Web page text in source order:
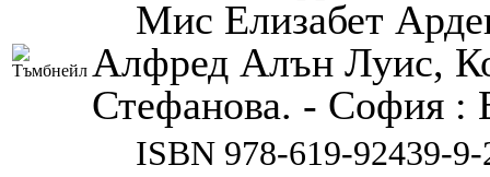
Мис Елизабет
Алфред Алън Луис,
Стефанова. - София :
ISBN 978-619-92439-9-